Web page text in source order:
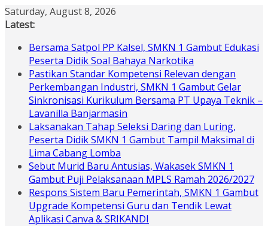
Skip
to
Saturday, August 8, 2026
Latest:
Bersama Satpol PP Kalsel, SMKN 1 Gambut Edukasi
Peserta Didik Soal Bahaya Narkotika
Pastikan Standar Kompetensi Relevan dengan
Perkembangan Industri, SMKN 1 Gambut Gelar
Sinkronisasi Kurikulum Bersama PT Upaya Teknik –
Lavanilla Banjarmasin
Laksanakan Tahap Seleksi Daring dan Luring,
Peserta Didik SMKN 1 Gambut Tampil Maksimal di
Lima Cabang Lomba
Sebut Murid Baru Antusias, Wakasek SMKN 1
Gambut Puji Pelaksanaan MPLS Ramah 2026/2027
Respons Sistem Baru Pemerintah, SMKN 1 Gambut
Upgrade Kompetensi Guru dan Tendik Lewat
Aplikasi Canva & SRIKANDI